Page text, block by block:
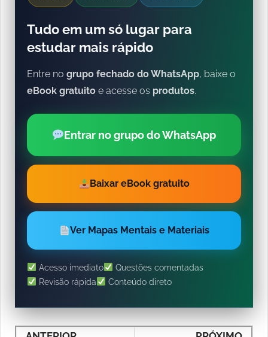
Tudo em um só lugar para
estudar mais rápido
Entre no grupo fechado do WhatsApp, baixe o
eBook gratuito e acesse os produtos.
Entrar no grupo do WhatsApp
Baixar eBook gratuito
Ver Mapas Mentais e Materiais
Acesso imediato
Questões comentadas
Revisão rápida
Conteúdo direto